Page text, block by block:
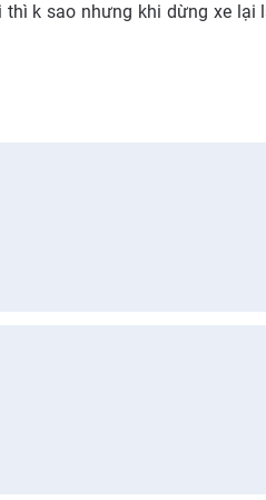
k sao nhưng khi dừng xe lại